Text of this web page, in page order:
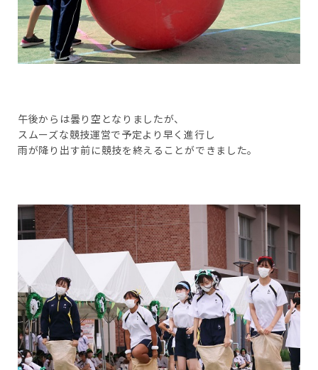
午後からは曇り空となりましたが、
スムーズな競技運営で予定より早く進行し
雨が降り出す前に競技を終えることができました。